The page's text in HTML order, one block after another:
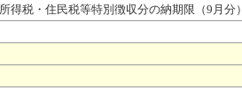
得税・住民税等特別徴収分の納期限（9月分）